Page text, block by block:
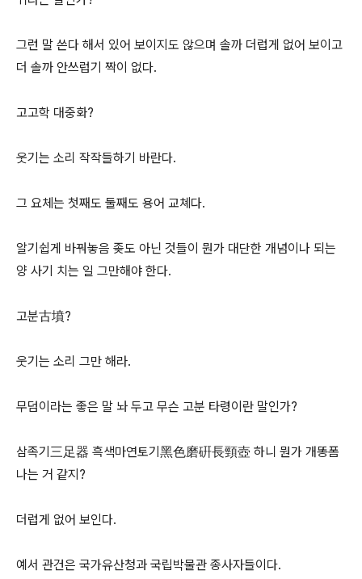
그런 말 쓴다 해서 있어 보이지도 않으며 솔까 더럽게 없어 보이고
더 솔까 안쓰럽기 짝이 없다.
고고학 대중화?
웃기는 소리 작작들하기 바란다.
그 요체는 첫째도 둘째도 용어 교쳬다.
알기쉽게 바꿔놓음 좆도 아닌 것들이 뭔가 대단한 개념이나 되는
양 사기 치는 일 그만해야 한다.
고분古墳?
웃기는 소리 그만 해라.
무덤이라는 좋은 말 놔 두고 무슨 고분 타령이란 말인가?
삼족기三足器 흑색마연토기黑色磨硏長頸壺 하니 뭔가 개똥폼
나는 거 같지?
더럽게 없어 보인다.
예서 관건은 국가유산청과 국립박물관 종사자들이다.